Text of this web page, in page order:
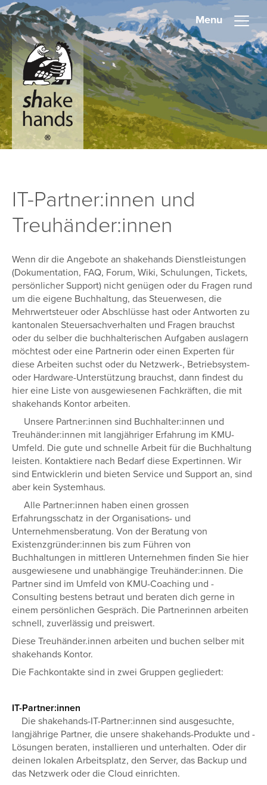
Menu
IT-Partner:innen und
Treuhänder:innen
Wenn dir die Angebote an shakehands Dienstleistungen
(Dokumentation, FAQ, Forum, Wiki, Schulungen, Tickets,
persönlicher Support) nicht genügen oder du Fragen rund
um die eigene Buchhaltung, das Steuerwesen, die
Mehrwertsteuer oder Abschlüsse hast oder Antworten zu
kantonalen Steuersachverhalten und Fragen brauchst
oder du selber die buchhalterischen Aufgaben auslagern
möchtest oder eine Partnerin oder einen Experten für
diese Arbeiten suchst oder du Netzwerk-, Betriebsystem-
oder Hardware-Unterstützung brauchst, dann findest du
hier eine Liste von ausgewiesenen Fachkräften, die mit
shakehands Kontor arbeiten.
Unsere Partner:innen sind Buchhalter:innen und
Treuhänder:innen mit langjähriger Erfahrung im KMU-
Umfeld. Die gute und schnelle Arbeit für die Buchhaltung
leisten. Kontaktiere nach Bedarf diese Expertinnen. Wir
sind Entwicklerin und bieten Service und Support an, sind
aber kein Systemhaus.
Alle Partner:innen haben einen grossen
Erfahrungsschatz in der Organisations- und
Unternehmensberatung. Von der Beratung von
Existenzgründer:innen bis zum Führen von
Buchhaltungen in mittleren Unternehmen finden Sie hier
ausgewiesene und unabhängige Treuhänder:innen. Die
Partner sind im Umfeld von KMU-Coaching und -
Consulting bestens betraut und beraten dich gerne in
einem persönlichen Gespräch. Die Partnerinnen arbeiten
schnell, zuverlässig und preiswert.
Diese Treuhänder.innen arbeiten und buchen selber mit
shakehands Kontor.
Die Fachkontakte sind in zwei Gruppen gegliedert:
IT-Partner:innen
Die shakehands-IT-Partner:innen sind ausgesuchte,
langjährige Partner, die unsere shakehands-Produkte und -
Lösungen beraten, installieren und unterhalten. Oder dir
deinen lokalen Arbeitsplatz, den Server, das Backup und
das Netzwerk oder die Cloud einrichten.